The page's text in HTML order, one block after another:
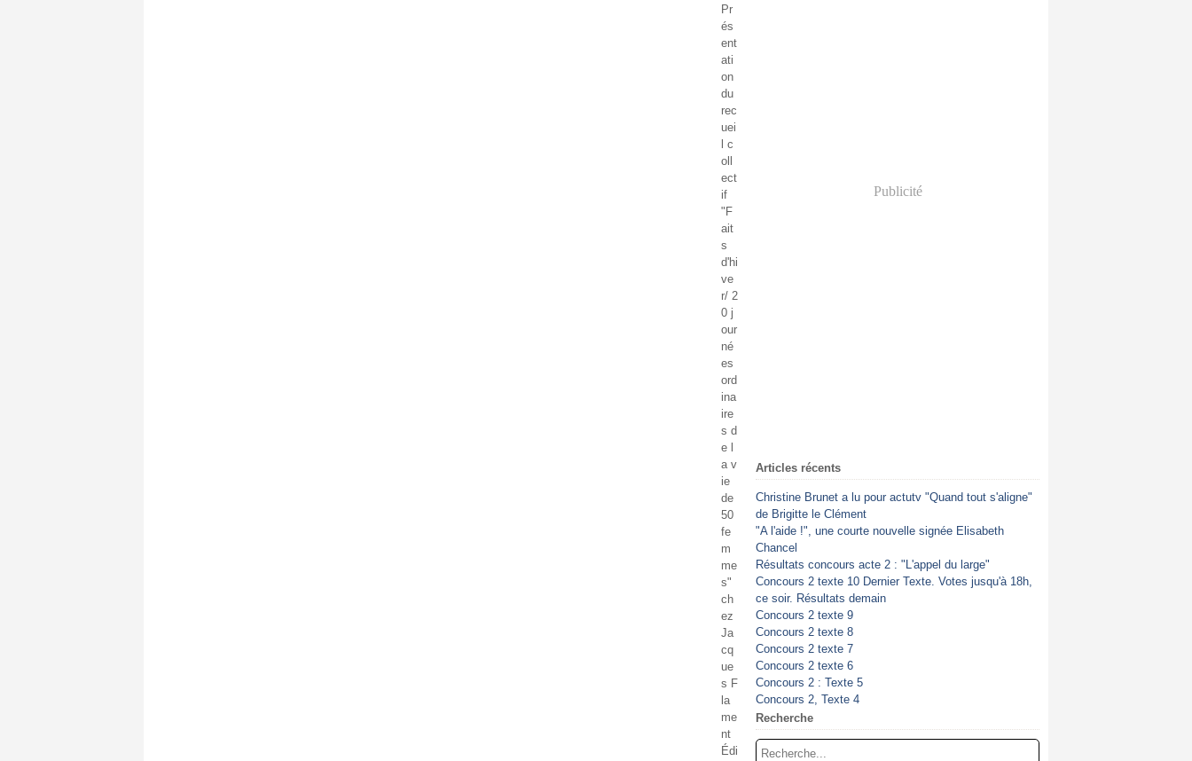
Pr
és
ent
ati
on
du
rec
uei
l c
oll
ect
if
"F
ait
s
d'hi
ve
r/ 2
0 j
our
né
es
ord
ina
ire
s d
e l
a v
ie
de
50
fe
m
me
s"
ch
ez
Ja
cq
ue
s F
la
me
nt
Édi
Publicité
Articles récents
Christine Brunet a lu pour actutv "Quand tout s'aligne"
de Brigitte le Clément
"A l'aide !", une courte nouvelle signée Elisabeth
Chancel
Résultats concours acte 2 : "L'appel du large"
Concours 2 texte 10 Dernier Texte. Votes jusqu'à 18h,
ce soir. Résultats demain
Concours 2 texte 9
Concours 2 texte 8
Concours 2 texte 7
Concours 2 texte 6
Concours 2 : Texte 5
Concours 2, Texte 4
Recherche